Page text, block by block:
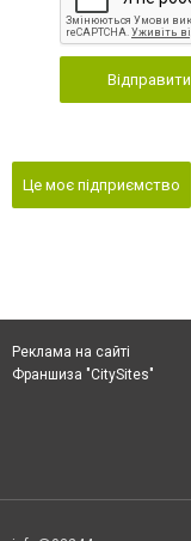
Відправити
Це моє підприємство
Реклама на сайті
Франшиза "CitySites"